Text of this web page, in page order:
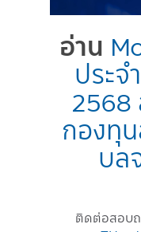
อ่าน
ประจ
2568
กองทุ
บล
ติดต่อสอบถ